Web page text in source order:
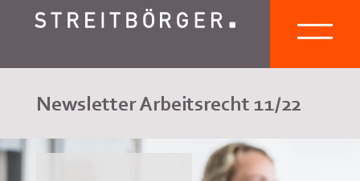
Newsletter Arbeitsrecht 11/22